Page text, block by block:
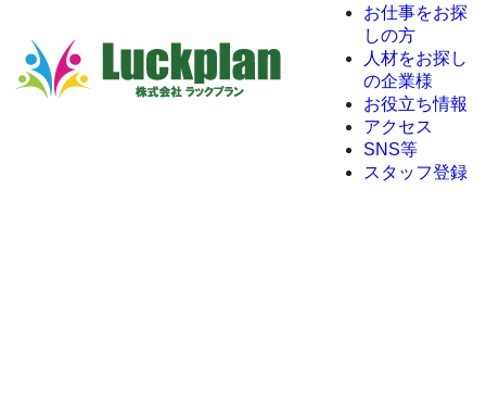
お仕事をお探
しの方
人材をお探し
の企業様
お役立ち情報
アクセス
SNS等
スタッフ登録